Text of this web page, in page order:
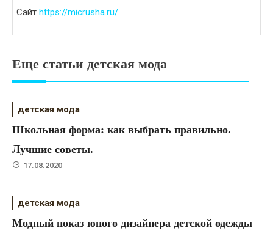
Сайт https://micrusha.ru/
Еще статьи детская мода
детская мода
Школьная форма: как выбрать правильно.
Лучшие советы.
17.08.2020
детская мода
Модный показ юного дизайнера детской одежды